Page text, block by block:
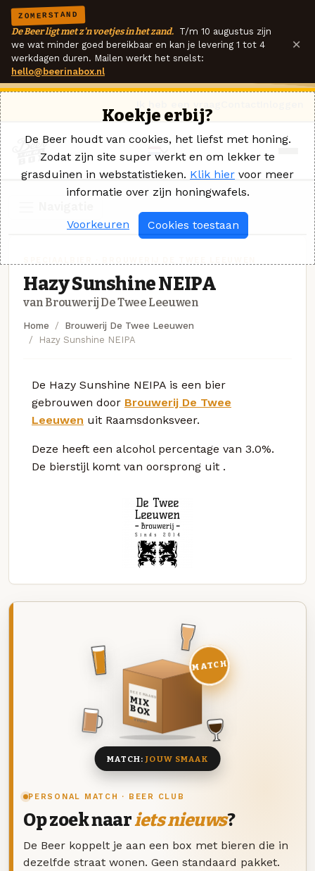
ZOMERSTAND
De Beer ligt met z'n voetjes in het zand. T/m 10 augustus zijn
we wat minder goed bereikbaar en kan je levering 1 tot 4
werkdagen duren. Mailen werkt het snelst:
hello@beerinabox.nl
×
Hazy Sunshine NEIPA
van Brouwerij De Twee Leeuwen
Home
Brouwerij De Twee Leeuwen
Hazy Sunshine NEIPA
De Hazy Sunshine NEIPA is een bier
gebrouwen door Brouwerij De Twee
Leeuwen uit Raamsdonksveer.
Deze heeft een alcohol percentage van 3.0%.
De bierstijl komt van oorsprong uit .
PERSONAL MATCH · BEER CLUB
Op zoek naariets nieuws?
De Beer koppelt je aan een box met bieren die in
dezelfde straat wonen. Geen standaard pakket.
DEZE MAAND
MIX
BOX
8 BIEREN
MATCH
MATCH:JOUW SMAAK
Koekje erbij?
De Beer houdt van cookies, het liefst met honing.
Zodat zijn site super werkt en om lekker te
grasduinen in webstatistieken. Klik hier voor meer
informatie over zijn honingwafels.
Voorkeuren Cookies toestaan